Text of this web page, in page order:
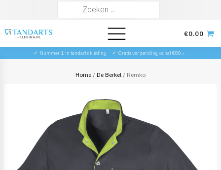
€0.00
✓ Nummer 1 in tandarts kleding ✓ Gratis verzending vanaf €80,-
Home / De Berkel / Remko